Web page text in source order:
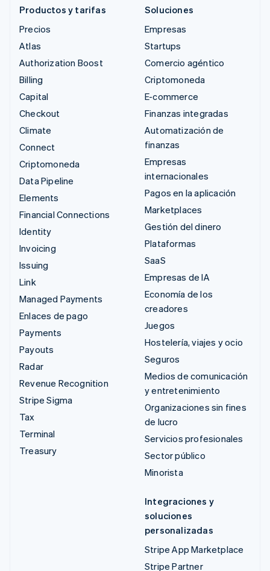
Productos y tarifas
Precios
Atlas
Authorization Boost
Billing
Capital
Checkout
Climate
Connect
Criptomoneda
Data Pipeline
Elements
Financial Connections
Identity
Invoicing
Issuing
Link
Managed Payments
Enlaces de pago
Payments
Payouts
Radar
Revenue Recognition
Stripe Sigma
Tax
Terminal
Treasury
Soluciones
Empresas
Startups
Comercio agéntico
Criptomoneda
E-commerce
Finanzas integradas
Automatización de
finanzas
Empresas
internacionales
Pagos en la aplicación
Marketplaces
Gestión del dinero
Plataformas
SaaS
Empresas de IA
Economía de los
creadores
Juegos
Hostelería, viajes y ocio
Seguros
Medios de comunicación
y entretenimiento
Organizaciones sin fines
de lucro
Servicios profesionales
Sector público
Minorista
Integraciones y
soluciones
personalizadas
Stripe App Marketplace
Stripe Partner